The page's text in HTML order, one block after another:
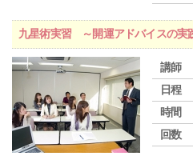
九星術実習 ～開運アドバイスの実
講師
日程
時間
回数